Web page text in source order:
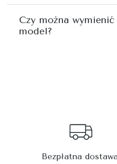
Czy można
model?
Bezpłatna dostawa